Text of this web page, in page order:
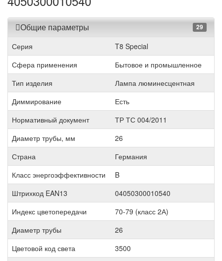
Общие параметры 29
Серия
T8 Special
Сфера применения
Бытовое и промышленное
Тип изделия
Лампа люминесцентная
Диммирование
Есть
Нормативный документ
ТР ТС 004/2011
Диаметр трубы, мм
26
Страна
Германия
Класс энергоэффективности
B
Штрихкод EAN13
04050300010540
Индекс цветопередачи
70-79 (класс 2А)
Диаметр трубы
26
Цветовой код света
3500